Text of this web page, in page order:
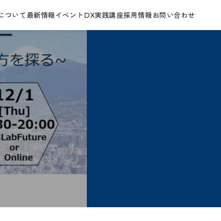
ついて 最新情報イベント DX実践講座採用情報 お問い合わせ